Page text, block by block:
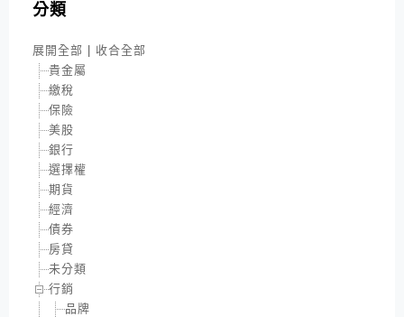
分類
展開全部
收合全部
貴金屬
繳稅
保險
美股
銀行
選擇權
期貨
經濟
債券
房貸
未分類
行銷
品牌